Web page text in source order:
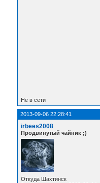
Не в сети
2013-09-06 22:28:41
irbees2008
Продвинутый чайник ;)
Откуда Шахтинск